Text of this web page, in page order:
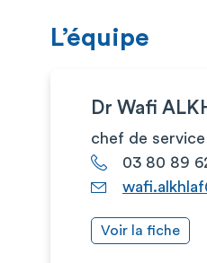
L’équipe
Dr Wafi
chef de service
03 80 89
Voir la fiche